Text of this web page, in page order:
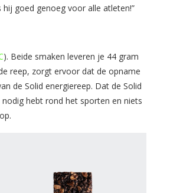
goed genoeg voor alle atleten!”
). Beide smaken leveren je 44 gram
reep, zorgt ervoor dat de opname
de Solid energiereep. Dat de Solid
hebt rond het sporten en niets